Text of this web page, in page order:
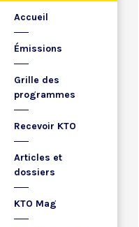
Accueil
Émissions
Grille des
programmes
Recevoir KTO
Articles et
dossiers
KTO Mag